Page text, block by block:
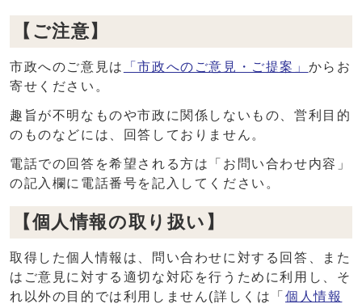
【ご注意】
市政へのご意見は 「市政へのご意見・ご提案」 からお
寄せください。
趣旨が不明なものや市政に関係しないもの、営利目的
のものなどには、回答しておりません。
電話での回答を希望される方は「お問い合わせ内容」
の記入欄に電話番号を記入してください。
【個人情報の取り扱い】
取得した個人情報は、問い合わせに対する回答、また
はご意見に対する適切な対応を行うために利用し、そ
れ以外の目的では利用しません(詳しくは「 個人情報